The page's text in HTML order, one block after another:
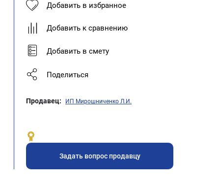
Добавить в избранное
Добавить к сравнению
Добавить в смету
Поделиться
Продавец: ИП Мирошниченко Л.И.
Задать вопрос продавцу